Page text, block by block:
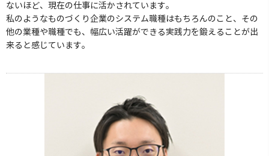
ないほど、現在の仕事に活かされています。
私のようなものづくり企業のシステム職種はもちろんのこと、その
他の業種や職種でも、幅広い活躍ができる実践力を鍛えることが出
来ると感じています。